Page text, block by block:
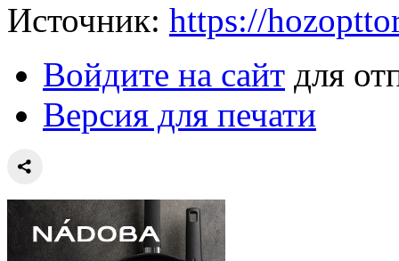
Источник: https://
Войдите на сайт для
Версия для печати